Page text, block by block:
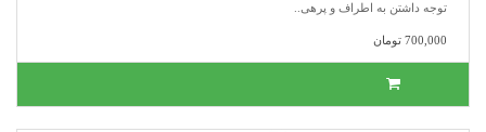
توجه داشتن به اطراف و پرهی..
700,000 تومان